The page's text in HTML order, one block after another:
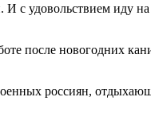
с удовольствием иду
после новогодних
россиян,